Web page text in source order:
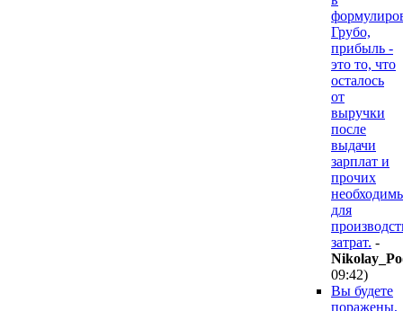
Грубо,
прибыль -
это то, что
осталось
от
выручки
после
выдачи
зарплат и
прочих
для
затрат. -
Nikolay_Po
09:42)
Вы будете
поражены,